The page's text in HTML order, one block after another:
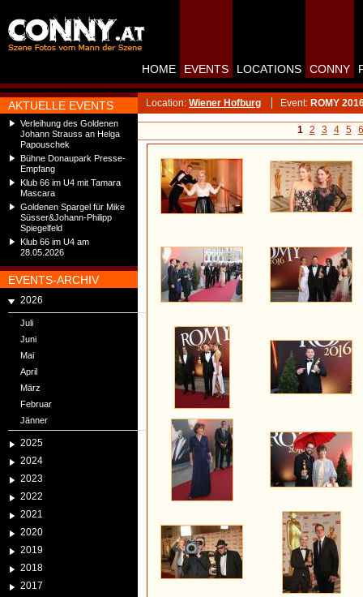
AKTUELLE EVENTS
Verleihung des Goldenen
Johann Strauss an Helga
Papouschek
Bühne Donaupark Presse-
Empfang
Klub 66 im U4 mit Tamara
Mascara
Goldenen Spargel für Mike
Süsser&Johann-Philipp
Spiegelfeld
Klub 66 im U4 am
28.05.2026
EVENTS-ARCHIV
2026
Juli
Juni
Mai
April
März
Februar
Jänner
2025
2024
2023
2022
2021
2020
2019
2018
2017
HOME EVENTS LOCATIONS CONNY
Location: Wiener Hofburg Event: ROMY
1 2 3 4 5 6